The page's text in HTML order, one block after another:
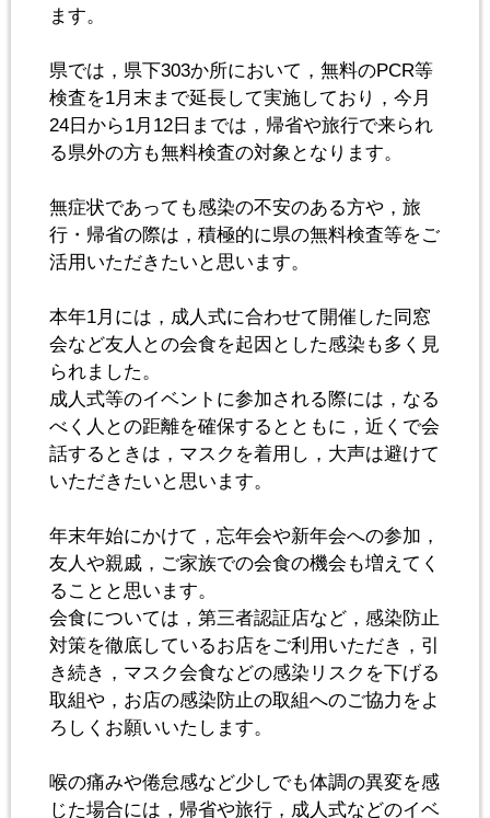
ます。
県では，県下303か所において，無料のPCR等
検査を1月末まで延長して実施しており，今月
24日から1月12日までは，帰省や旅行で来られ
る県外の方も無料検査の対象となります。
無症状であっても感染の不安のある方や，旅
行・帰省の際は，積極的に県の無料検査等をご
活用いただきたいと思います。
本年1月には，成人式に合わせて開催した同窓
会など友人との会食を起因とした感染も多く見
られました。
成人式等のイベントに参加される際には，なる
べく人との距離を確保するとともに，近くで会
話するときは，マスクを着用し，大声は避けて
いただきたいと思います。
年末年始にかけて，忘年会や新年会への参加，
友人や親戚，ご家族での会食の機会も増えてく
ることと思います。
会食については，第三者認証店など，感染防止
対策を徹底しているお店をご利用いただき，引
き続き，マスク会食などの感染リスクを下げる
取組や，お店の感染防止の取組へのご協力をよ
ろしくお願いいたします。
喉の痛みや倦怠感など少しでも体調の異変を感
じた場合には，帰省や旅行，成人式などのイベ